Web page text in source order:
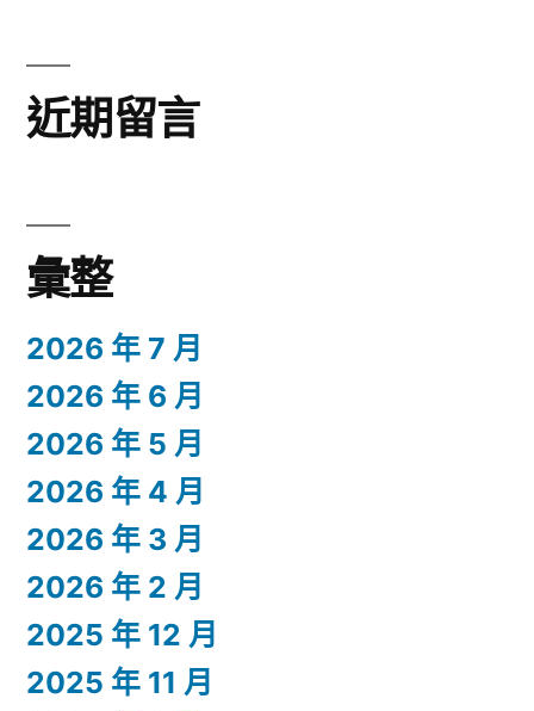
近期留言
彙整
2026 年 7 月
2026 年 6 月
2026 年 5 月
2026 年 4 月
2026 年 3 月
2026 年 2 月
2025 年 12 月
2025 年 11 月